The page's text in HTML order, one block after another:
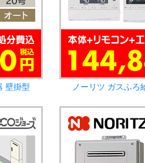
壁掛型 ノーリツ ガスふろ